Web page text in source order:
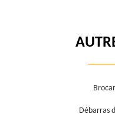
Débarras